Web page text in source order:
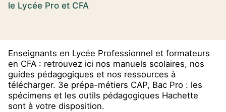
le Lycée Pro et CFA
Enseignants en Lycée Professionnel et formateurs
en CFA : retrouvez ici nos manuels scolaires, nos
guides pédagogiques et nos ressources à
télécharger. 3e prépa-métiers CAP, Bac Pro : les
spécimens et les outils pédagogiques Hachette
sont à votre disposition.